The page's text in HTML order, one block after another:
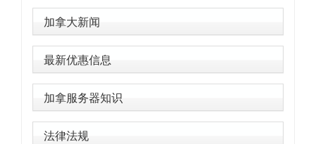
加拿大新闻
最新优惠信息
加拿服务器知识
法律法规